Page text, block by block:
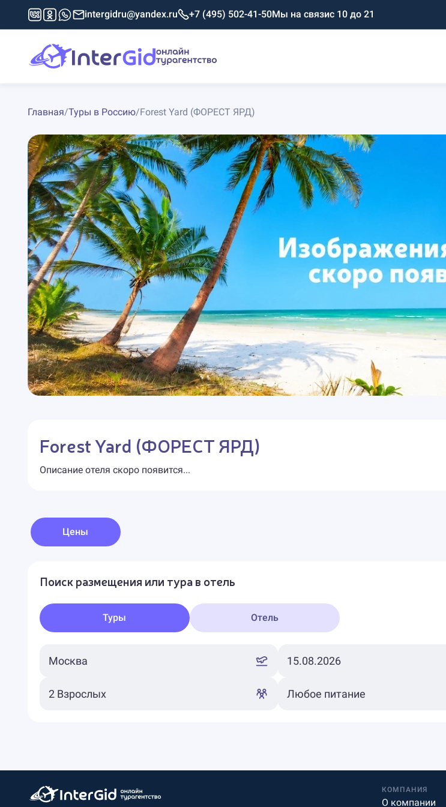
intergidru@yandex.ru +7 (495) 502-41-50Мы на связис 10 до 21
Главная/Туры в Россию/Forest Yard (ФОРЕСТ ЯРД)
Forest Yard (ФОРЕСТ ЯРД)
Описание отеля скоро появится...
Цены
Поиск размещения или тура в отель
Туры Отель
КОМПАНИЯ
О компании